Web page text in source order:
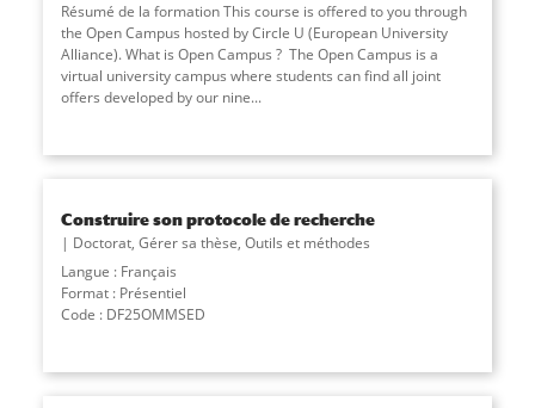
Résumé de la formation This course is offered to you through
the Open Campus hosted by Circle U (European University
Alliance). What is Open Campus ? The Open Campus is a
virtual university campus where students can find all joint
offers developed by our nine...
Construire son protocole de recherche
Doctorat, Gérer sa thèse, Outils et méthodes
Langue : Français
Format : Présentiel
Code : DF25OMMSED